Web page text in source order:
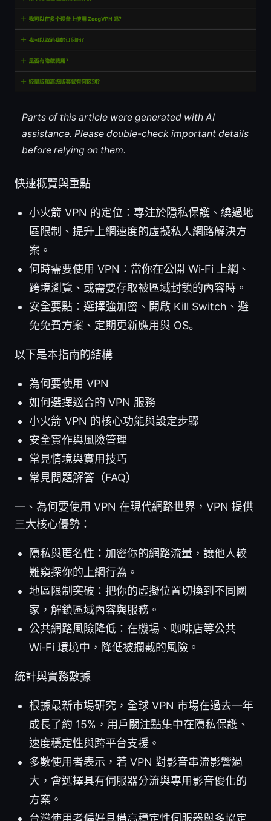
Parts of this article were generated with AI
assistance. Please double-check important details
before relying on them.
快速概覽與重點
小火箭 VPN 的定位：專注於隱私保護、繞過地
區限制、提升上網速度的虛擬私人網路解決方
案。
何時需要使用 VPN：當你在公開 Wi‑Fi 上網、
跨境瀏覽、或需要存取被區域封鎖的內容時。
安全要點：選擇強加密、開啟 Kill Switch、避
免免費方案、定期更新應用與 OS。
以下是本指南的結構
為何要使用 VPN
如何選擇適合的 VPN 服務
小火箭 VPN 的核心功能與設定步驟
安全實作與風險管理
常見情境與實用技巧
常見問題解答（FAQ）
一、為何要使用 VPN 在現代網路世界，VPN 提供
三大核心優勢：
隱私與匿名性：加密你的網路流量，讓他人較
難窺探你的上網行為。
地區限制突破：把你的虛擬位置切換到不同國
家，解鎖區域內容與服務。
公共網路風險降低：在機場、咖啡店等公共
Wi‑Fi 環境中，降低被攔截的風險。
統計與實務數據
根據最新市場研究，全球 VPN 市場在過去一年
成長了約 15%，用戶關注點集中在隱私保護、
速度穩定性與跨平台支援。
多數使用者表示，若 VPN 對影音串流影響過
大，會選擇具有伺服器分流與專用影音優化的
方案。
台灣使用者偏好具備高穩定性伺服器與多協定